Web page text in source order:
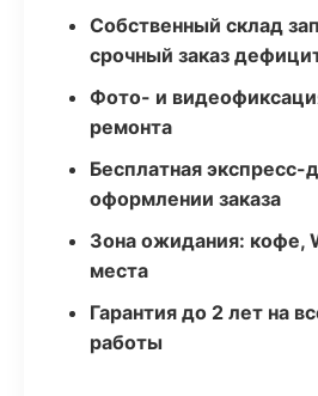
Собственный склад
срочный заказ
Фото- и
ремонта
Бесплатная экспресс-
оформлении заказа
Зона ожидания: кофе,
места
Гарантия до 2 лет на
работы